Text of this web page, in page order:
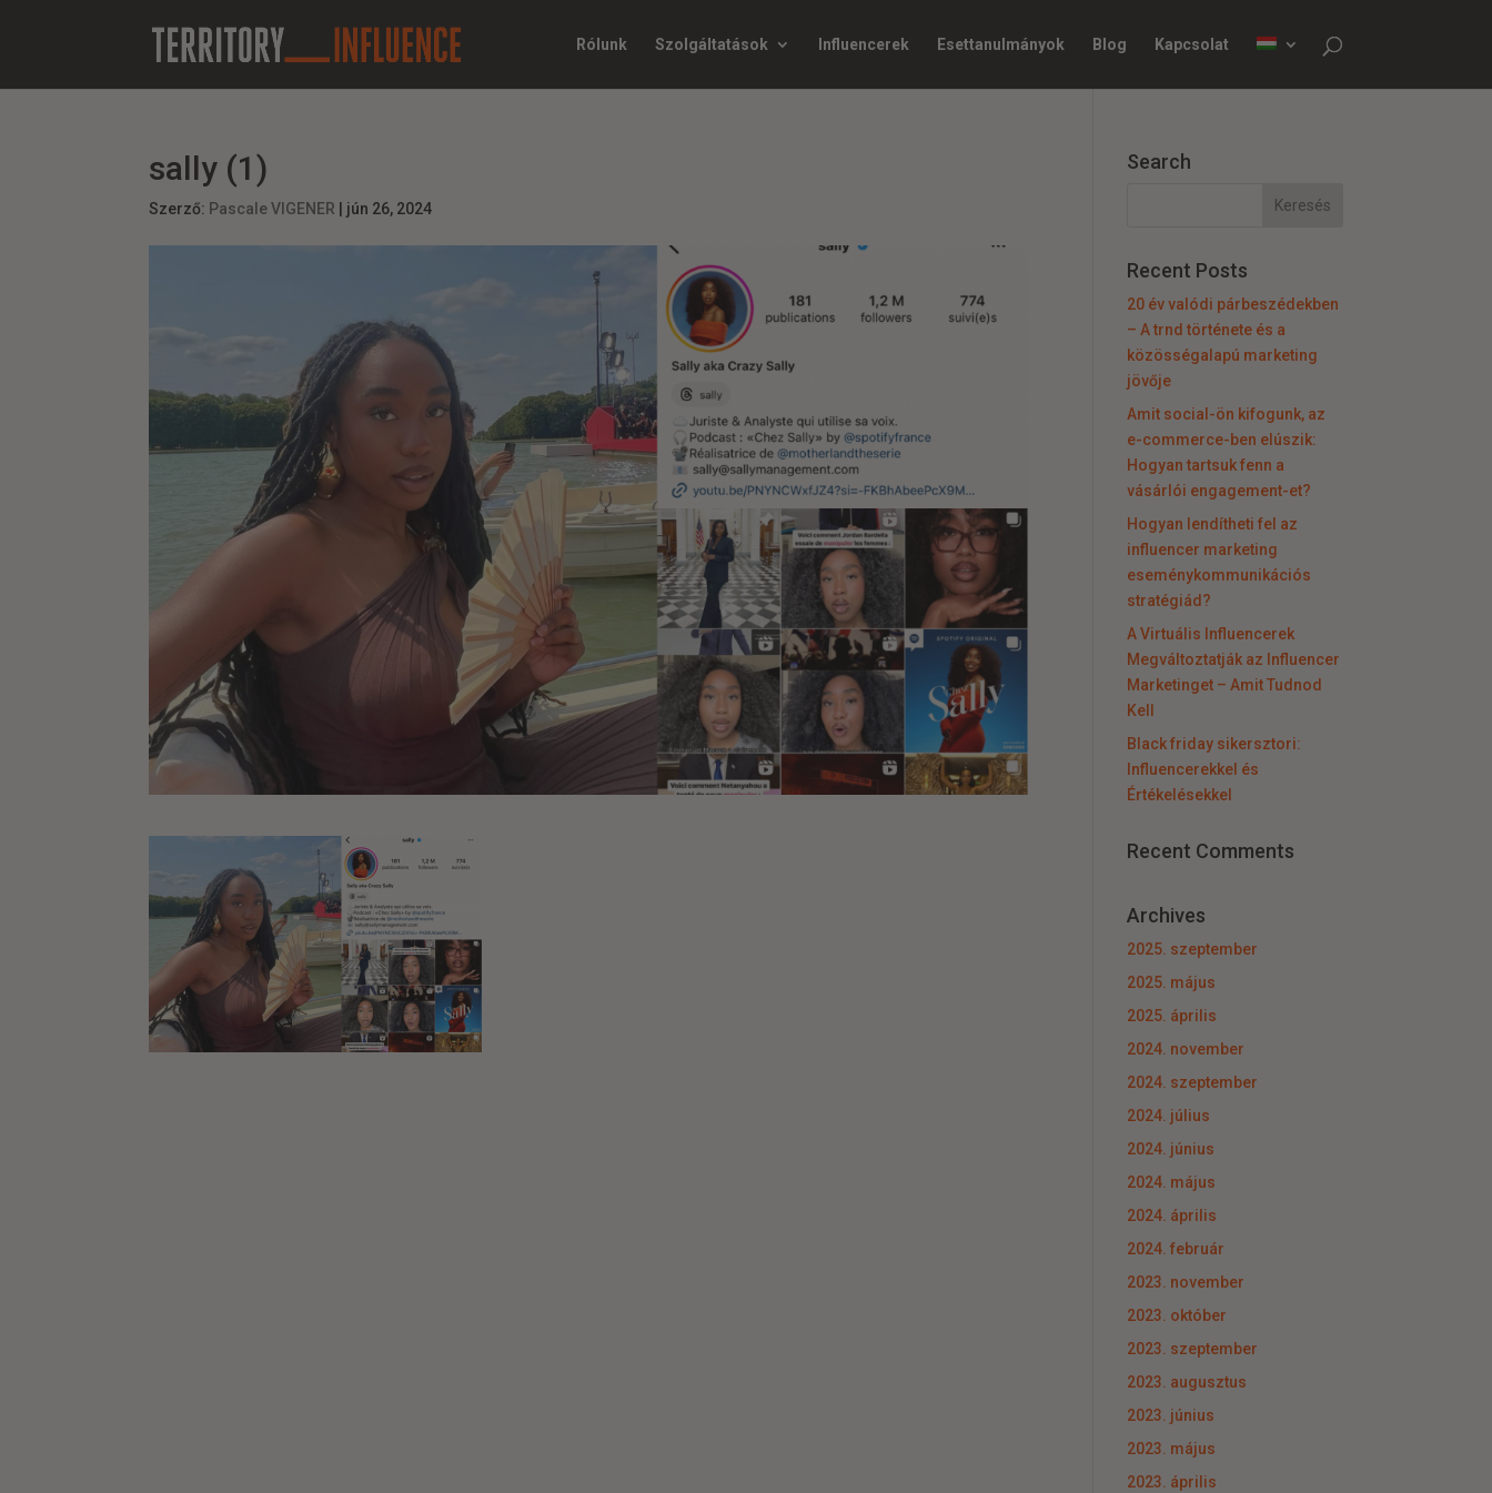
Rólunk Szolgáltatások Influencerek Esettanulmányok Blog Kapcsolat
sally (1)
Szerző: Pascale VIGENER jún 26, 2024
Search
Recent Posts
20 év valódi párbeszédekben
– A trnd története és a
közösségalapú marketing
jövője
Amit social-ön kifogunk, az
e-commerce-ben elúszik:
Hogyan tartsuk fenn a
vásárlói engagement-et?
Hogyan lendítheti fel az
influencer marketing
eseménykommunikációs
stratégiád?
A Virtuális Influencerek
Megváltoztatják az Influencer
Marketinget – Amit Tudnod
Kell
Black friday sikersztori:
Influencerekkel és
Értékelésekkel
Recent Comments
Archives
2025. szeptember
2025. május
2025. április
2024. november
2024. szeptember
2024. július
2024. június
2024. május
2024. április
2024. február
2023. november
2023. október
2023. szeptember
2023. augusztus
2023. június
2023. május
2023. április